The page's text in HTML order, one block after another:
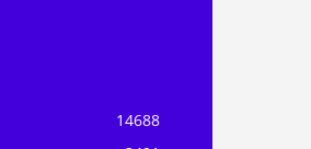
14688